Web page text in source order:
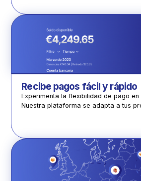
Recibe pagos fácil y rápido
Experimenta la flexibilidad de pago en
Nuestra plataforma se adapta a tus